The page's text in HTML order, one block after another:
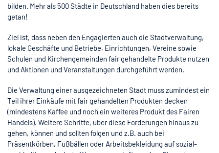
bilden. Mehr als 500 Städte in Deutschland haben dies bereits
getan!
Ziel ist, dass neben den Engagierten auch die Stadtverwaltung,
lokale Geschäfte und Betriebe, Einrichtungen, Vereine sowie
Schulen und Kirchengemeinden fair gehandelte Produkte nutzen
und Aktionen und Veranstaltungen durchgeführt werden.
Die Verwaltung einer ausgezeichneten Stadt muss zumindest ein
Teil ihrer Einkäufe mit fair gehandelten Produkten decken
(mindestens Kaffee und noch ein weiteres Produkt des Fairen
Handels). Weitere Schritte, über diese Forderungen hinaus zu
gehen, können und sollten folgen und z.B. auch bei
Präsentkörben, Fußbällen oder Arbeitsbekleidung auf sozial-